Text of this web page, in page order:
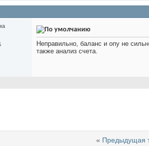
Неправильно, баланс и опу не
также анализ счета.
« Предыдущая